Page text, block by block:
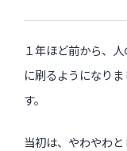
１年ほど前から、
に刷るようになり
す。
当初は、やわやわ